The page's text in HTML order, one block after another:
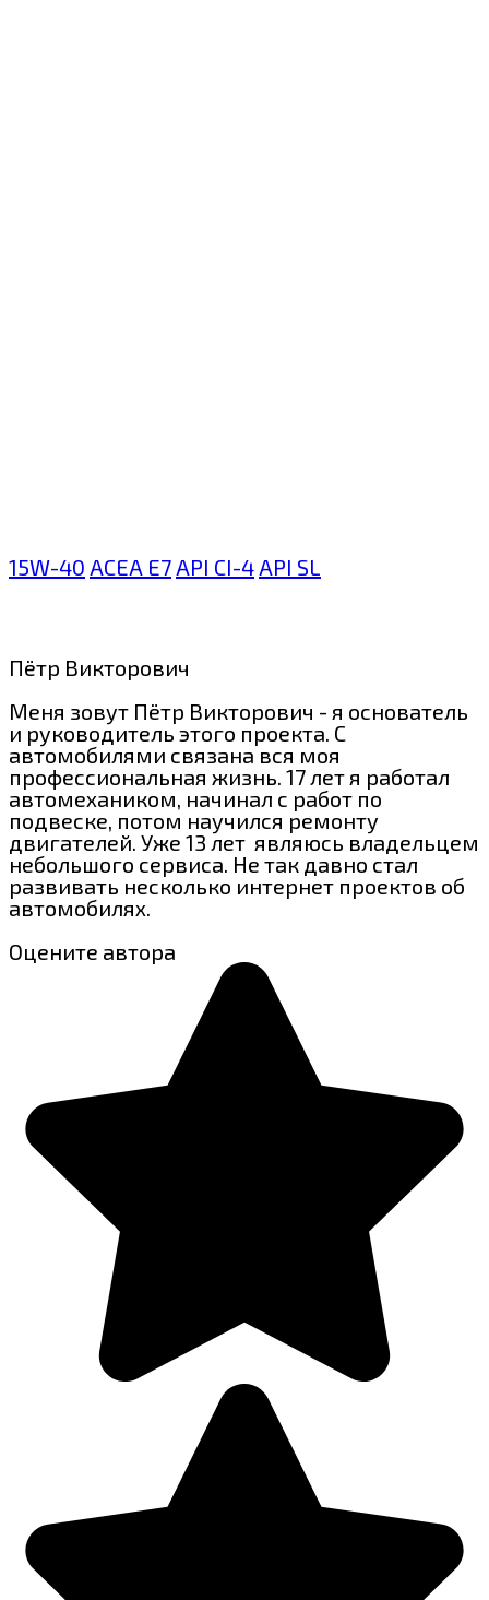
15W-40 ACEA E7 API CI-4 API SL
Пётр Викторович
Меня зовут Пётр Викторович - я основатель
и руководитель этого проекта. С
автомобилями связана вся моя
профессиональная жизнь. 17 лет я работал
автомехаником, начинал с работ по
подвеске, потом научился ремонту
двигателей. Уже 13 лет являюсь владельцем
небольшого сервиса. Не так давно стал
развивать несколько интернет проектов об
автомобилях.
Оцените автора